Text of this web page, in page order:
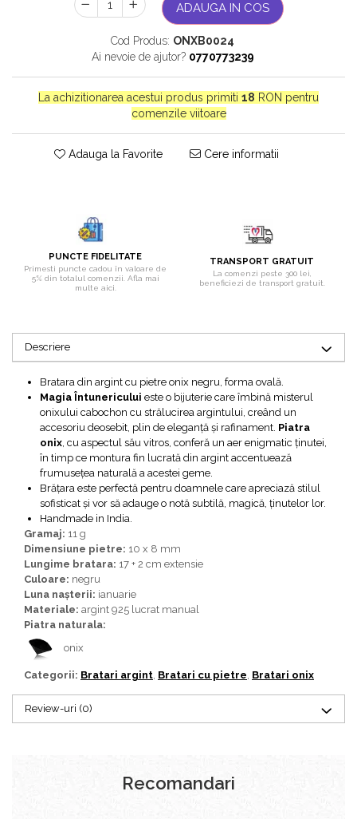
Bijuterii onix
Bijuterii peridot
Bijuterii perle
Bijuterii piatra soarelui
Bijuterii rodocrozit
Bijuterii sidef si abalone
Bijuterii smarald
Bijuterii sodalit
Bijuterii tanzanit
Bijuterii topaz
Bijuterii turcoaz
Bijuterii turmaline
Bijuterii morganit
ADAUGA IN COS
Cod Produs: ONXB0024
Ai nevoie de ajutor? 0770773239
La achizitionarea acestui produs primiti 18 RON pentru
comenzile viitoare
Adauga la Favorite Cere informatii
PUNCTE FIDELITATE
Primesti puncte cadou în valoare de
5% din totalul comenzii. Afla mai
multe aici.
TRANSPORT GRATUIT
La comenzi peste 300 lei,
beneficiezi de transport gratuit.
Descriere
Bratara din argint cu pietre onix negru, forma ovală.
Magia Întunericului este o bijuterie care îmbină misterul
onixului cabochon cu strălucirea argintului, creând un
accesoriu deosebit, plin de eleganță și rafinament. Piatra
onix , cu aspectul său vitros, conferă un aer enigmatic ținutei,
în timp ce montura fin lucrată din argint accentuează
frumusețea naturală a acestei geme.
Brățara este perfectă pentru doamnele care apreciază stilul
sofisticat și vor să adauge o notă subtilă, magică, ținutelor lor.
Handmade in India.
Gramaj: 11 g
Dimensiune pietre: 10 x 8 mm
Lungime bratara: 17 + 2 cm extensie
Culoare: negru
Luna nașterii: ianuarie
Materiale: argint 925 lucrat manual
Piatra naturala:
onix
Categorii: Bratari argint Bratari cu pietre Bratari onix
Review-uri (0)
Recomandari